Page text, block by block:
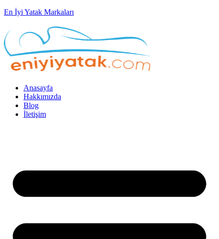
En İyi Yatak Markaları
Anasayfa
Hakkımızda
Blog
İletişim